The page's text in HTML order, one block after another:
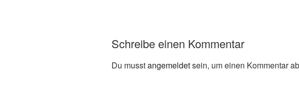
Schreibe einen Kommentar
Du musstangemeldetsein, um einen Kommentar